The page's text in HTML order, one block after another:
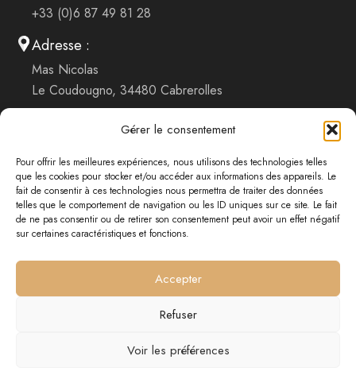
Gérer le consentement
Pour offrir les meilleures expériences, nous utilisons des technologies telles
que les cookies pour stocker et/ou accéder aux informations des appareils. Le
fait de consentir à ces technologies nous permettra de traiter des données
telles que le comportement de navigation ou les ID uniques sur ce site. Le fait
de ne pas consentir ou de retirer son consentement peut avoir un effet négatif
sur certaines caractéristiques et fonctions.
Accepter
Refuser
Voir les préférences
+33 (0)6 87 49 81 28
Adresse :
Mas Nicolas
Le Coudougno, 34480 Cabrerolles
Nous contacter
Mentions légales
Conditions générales de vente
Politique de confidentialité
Politique des cookies